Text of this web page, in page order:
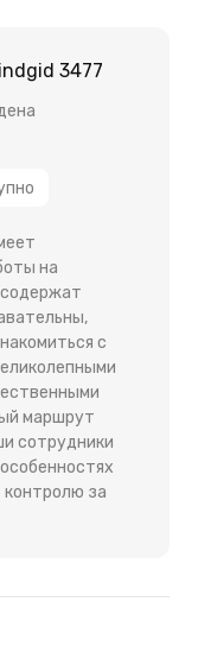
3477
на
с
маршрут
сотрудники
контролю за